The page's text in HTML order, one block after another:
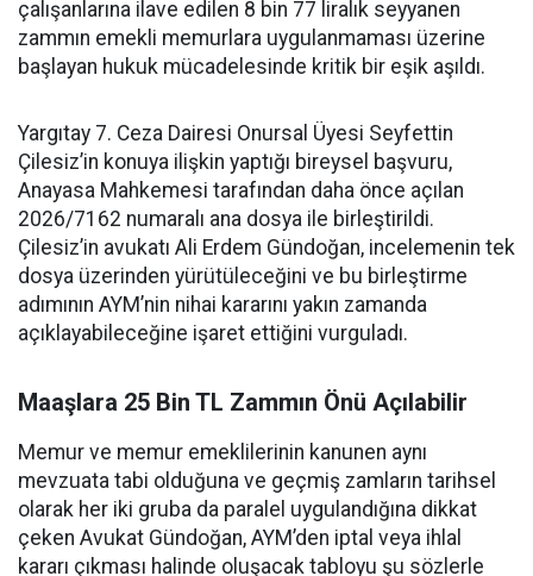
çalışanlarına ilave edilen 8 bin 77 liralık seyyanen
zammın emekli memurlara uygulanmaması üzerine
başlayan hukuk mücadelesinde kritik bir eşik aşıldı.
Yargıtay 7. Ceza Dairesi Onursal Üyesi Seyfettin
Çilesiz’in konuya ilişkin yaptığı bireysel başvuru,
Anayasa Mahkemesi tarafından daha önce açılan
2026/7162 numaralı ana dosya ile birleştirildi.
Çilesiz’in avukatı Ali Erdem Gündoğan, incelemenin tek
dosya üzerinden yürütüleceğini ve bu birleştirme
adımının AYM’nin nihai kararını yakın zamanda
açıklayabileceğine işaret ettiğini vurguladı.
Maaşlara 25 Bin TL Zammın Önü Açılabilir
Memur ve memur emeklilerinin kanunen aynı
mevzuata tabi olduğuna ve geçmiş zamların tarihsel
olarak her iki gruba da paralel uygulandığına dikkat
çeken Avukat Gündoğan, AYM’den iptal veya ihlal
kararı çıkması halinde oluşacak tabloyu şu sözlerle